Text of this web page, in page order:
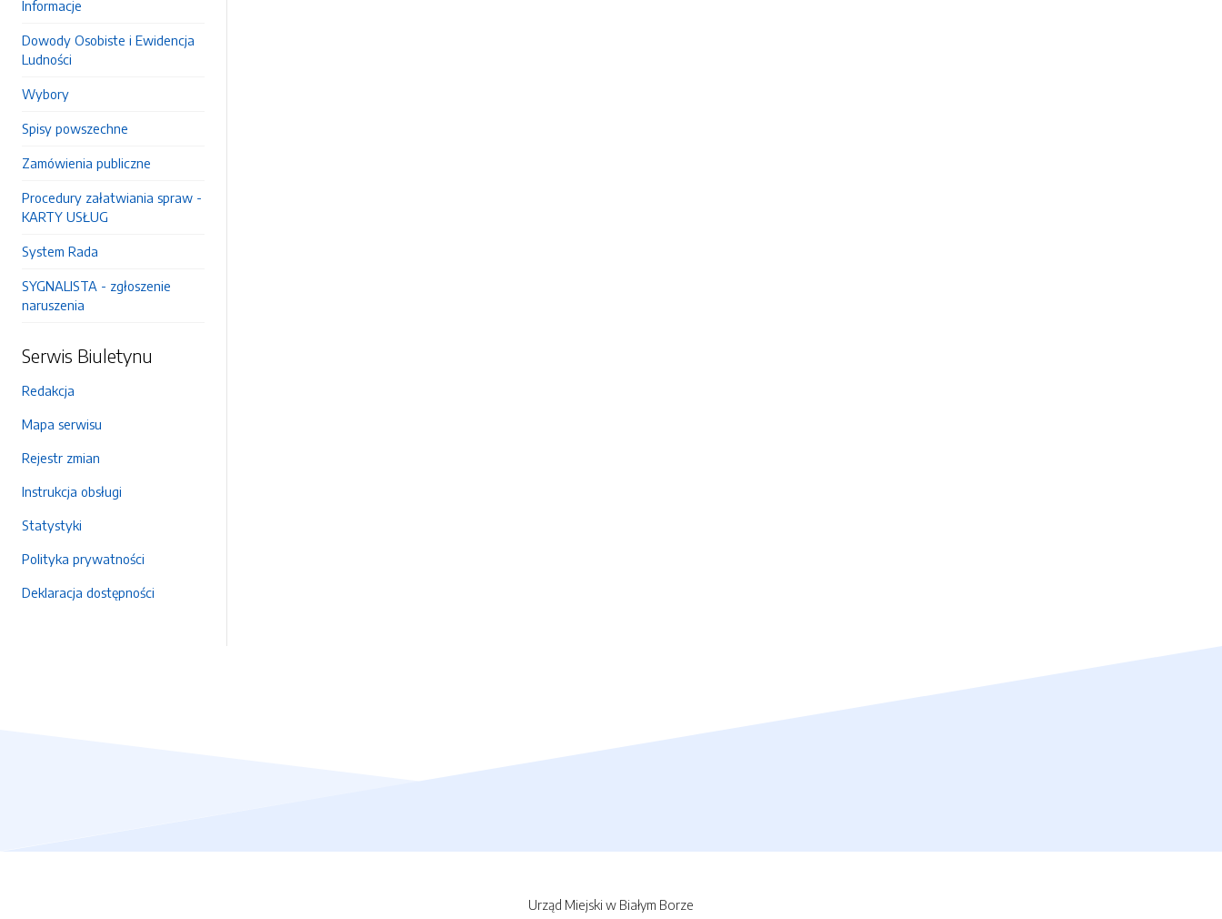
Informacje
Dowody Osobiste i Ewidencja
Ludności
Wybory
Spisy powszechne
Zamówienia publiczne
Procedury załatwiania spraw -
KARTY USŁUG
System Rada
SYGNALISTA - zgłoszenie
naruszenia
Serwis Biuletynu
Redakcja
Mapa serwisu
Rejestr zmian
Instrukcja obsługi
Statystyki
Polityka prywatności
Deklaracja dostępności
Urząd Miejski w Białym Borze